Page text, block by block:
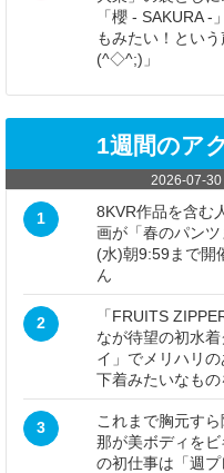
「櫻 - SAKURA
もみたい！とい
(^◇^;)」
1週間のア
2026-07-30
1
8KVR作品を含む
画が「春のパン
(水)朝9:59まで開
ん
2
「FRUITS
なが待望の初水
イ」でメリハリ
下着みたいなもの
3
これまで胸元す
那が美ボディを
の初仕事は「週